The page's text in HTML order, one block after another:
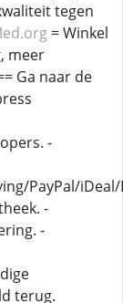
tegen
= Winkel
meer
Ga naar de
-
PayPal/
-
-
terug.